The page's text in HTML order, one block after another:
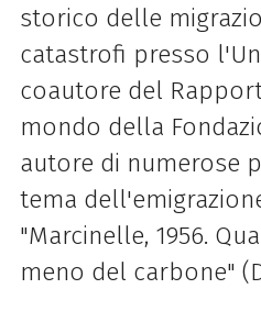
storico delle
catastrofi presso
coautore del
mondo della
autore di numerose
tema
"Marcinelle, 1956.
meno del carbone"